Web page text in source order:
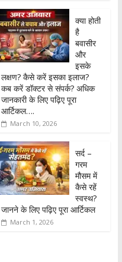
क्या होती
है
बवासीर
और
इसके
लक्षण? कैसे करें इसका इलाज?
कब करें डॉक्टर से संपर्क? अधिक
जानकारी के लिए पढ़िए पूरा
आर्टिकल….
March 10, 2026
सर्द –
गरम
मौसम में
कैसे रहें
स्वस्थ?
जानने के लिए पढ़िए पूरा आर्टिकल
March 1, 2026